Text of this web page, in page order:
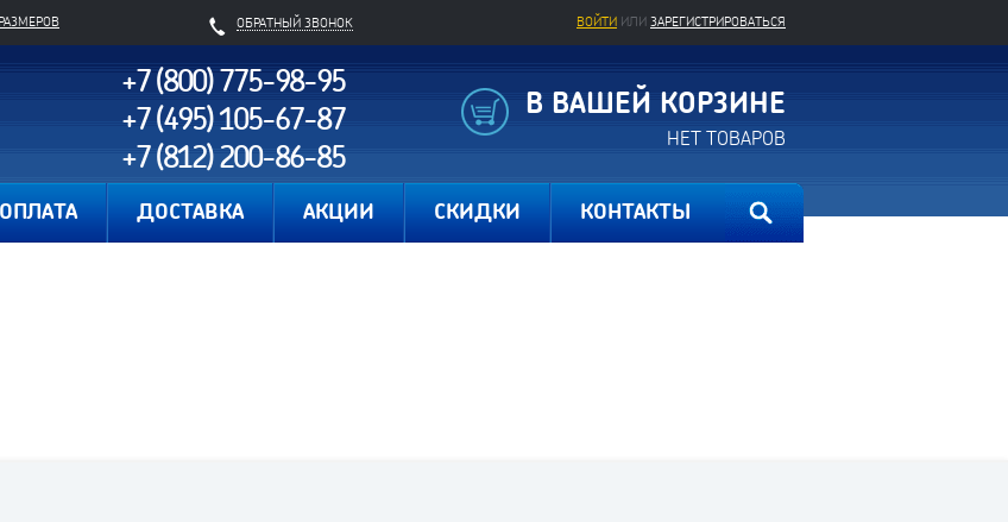
ОБРАТНЫЙ ЗВОНОК ВОЙТИ ИЛИ ЗАРЕГИСТРИРОВАТЬСЯ
+7 (800) 775-98-95
+7 (495) 105-67-87
+7 (812) 200-86-85
В ВАШЕЙ КОРЗИНЕ
НЕТ ТОВАРОВ
ОПЛАТА ДОСТАВКА АКЦИИ СКИДКИ КОНТАКТЫ